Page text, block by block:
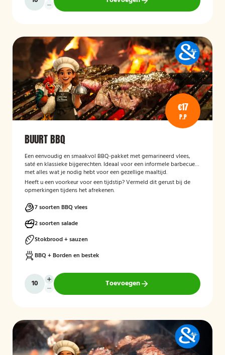
€17
P.P
BUURT BBQ
Een eenvoudig en smaakvol BBQ-pakket met gemarineerd vlees,
saté en klassieke bijgerechten. Ideaal voor een informele barbecue
met alles wat je nodig hebt voor een gezellige maaltijd.
Heeft u een voorkeur voor een tijdstip? Vermeld dit gerust bij de
opmerkingen tijdens het afrekenen.
7 soorten BBQ vlees
2 soorten salade
Stokbrood + sauzen
BBQ + Borden en bestek
Toevoegen